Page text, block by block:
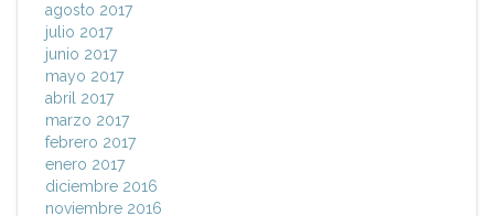
agosto 2017
julio 2017
junio 2017
mayo 2017
abril 2017
marzo 2017
febrero 2017
enero 2017
diciembre 2016
noviembre 2016